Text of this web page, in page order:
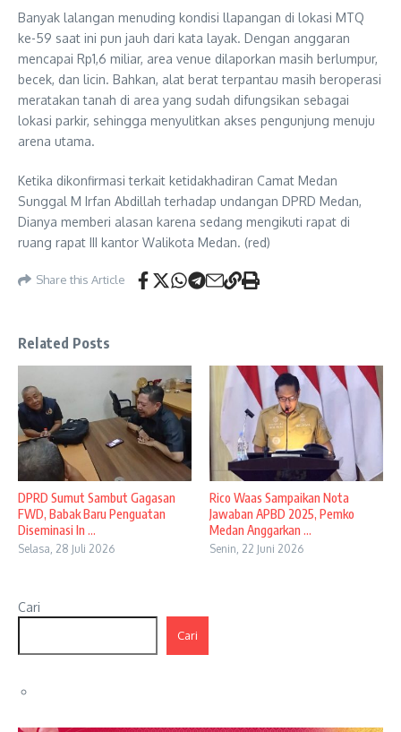
Banyak lalangan menuding kondisi llapangan di lokasi MTQ
ke-59 saat ini pun jauh dari kata layak. Dengan anggaran
mencapai Rp1,6 miliar, area venue dilaporkan masih berlumpur,
becek, dan licin. Bahkan, alat berat terpantau masih beroperasi
meratakan tanah di area yang sudah difungsikan sebagai
lokasi parkir, sehingga menyulitkan akses pengunjung menuju
arena utama.
Ketika dikonfirmasi terkait ketidakhadiran Camat Medan
Sunggal M Irfan Abdillah terhadap undangan DPRD Medan,
Dianya memberi alasan karena sedang mengikuti rapat di
ruang rapat III kantor Walikota Medan. (red)
Share this Article
Related Posts
DPRD Sumut Sambut Gagasan
FWD, Babak Baru Penguatan
Diseminasi In ...
Selasa, 28 Juli 2026
Rico Waas Sampaikan Nota
Jawaban APBD 2025, Pemko
Medan Anggarkan ...
Senin, 22 Juni 2026
Cari
Cari